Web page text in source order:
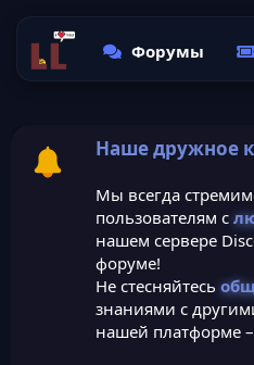
Форумы
Наше дружное
Мы всегда
пользователям с
нашем сервере
форуме!
Не стесняйтесь
знаниями с
нашей платформе